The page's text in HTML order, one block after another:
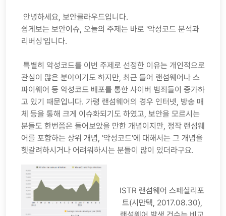
안녕하세요, 보안클라우드입니다.
쉽게보는 보안이슈, 오늘의 주제는 바로 '악성코드 분석과
리버싱'입니다.
특별히 악성코드를 이번 주제로 선정한 이유는 개인적으로
관심이 많은 분야이기도 하지만, 최근 들어 랜섬웨어나 스
파이웨어 등 악성코드 배포를 통한 사이버 범죄들이 증가하
고 있기 때문입니다. 가령 랜섬웨어의 경우 인터넷, 방송 매
체 등을 통해 크게 이슈화되기도 하였고, 보안을 모르시는
분들도 한번쯤은 들어보았을 만한 개념이지만, 정작 랜섬웨
어를 포함하는 상위 개념, '악성코드'에 대해서는 그 개념을
헷갈려하시거나 어려워하시는 분들이 많이 있더라구요.
ISTR 랜섬웨어 스페셜리포
트(시만텍, 2017.08.30),